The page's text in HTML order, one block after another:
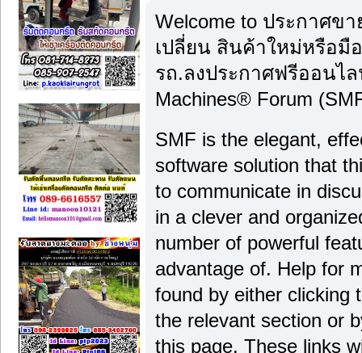
Welcome to ประกาศ
เปลี่ยน สินค้าใหม่หรือมื
รถ.ลงประกาศฟรีออนไ
Machines® Forum
SMF is the elegant,
software solution that
to communicate in
in a clever and
number of powerful
advantage of. Help for
found by either clicking
the relevant section or
this page. These links